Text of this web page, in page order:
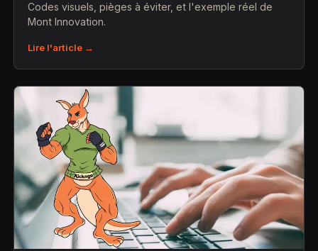
Codes visuels, pièges à éviter, et l'exemple réel de
Mont Innovation.
Lire l'article →